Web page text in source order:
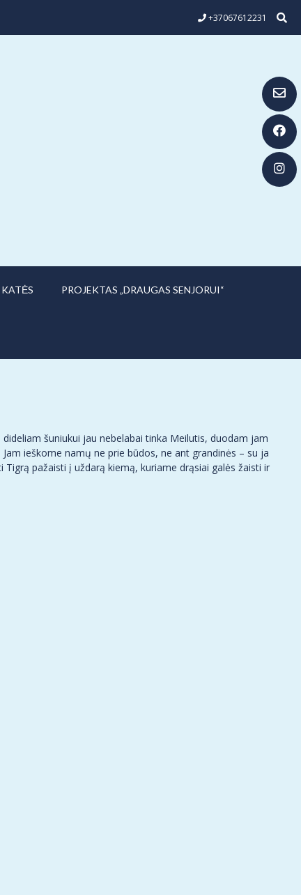
+37067612231
PROJEKTAS „DRAUGAS SENJORUI“
šuniukui jau nebelabai tinka Meilutis, duodam jam
ieškome namų ne prie būdos, ne ant grandinės – su ja
pažaisti į uždarą kiemą, kuriame drąsiai galės žaisti ir